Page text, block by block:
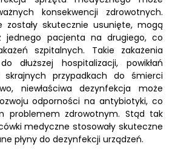
konsekwencji zdrowotnych.
zostały skutecznie usunięte, mogą
jednego pacjenta na drugiego, co
szpitalnych. Takie zakażenia
dłuższej hospitalizacji, powikłań
przypadkach do śmierci
niewłaściwa dezynfekcja może
odporności na antybiotyki, co
problemem zdrowotnym. Stąd tak
medyczne stosowały skuteczne
płyny do dezynfekcji urządzeń.